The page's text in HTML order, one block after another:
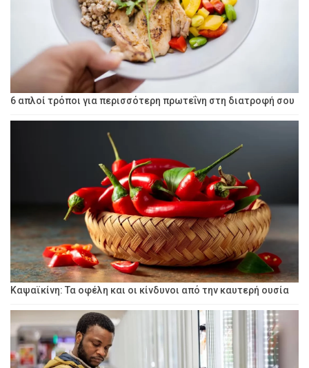
6 απλοί τρόποι για περισσότερη πρωτεΐνη στη διατροφή σου
Καψαϊκίνη: Τα οφέλη και οι κίνδυνοι από την καυτερή ουσία